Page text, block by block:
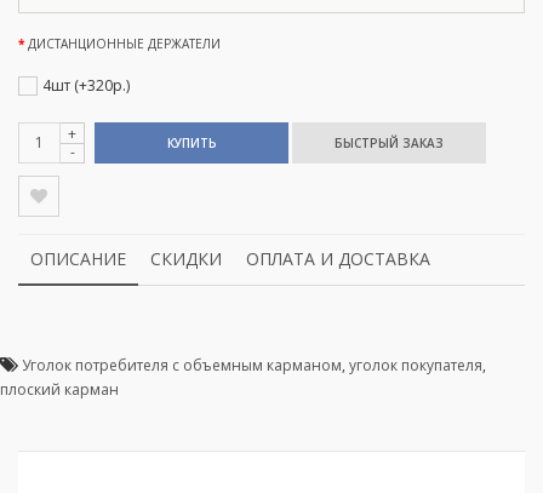
ДИСТАНЦИОННЫЕ ДЕРЖАТЕЛИ
4шт (+320р.)
+
-
КУПИТЬ
ОПИСАНИЕ СКИДКИ ОПЛАТА И ДОСТАВКА
Уголок потребителя с объемным карманом, уголок покупателя,
плоский карман